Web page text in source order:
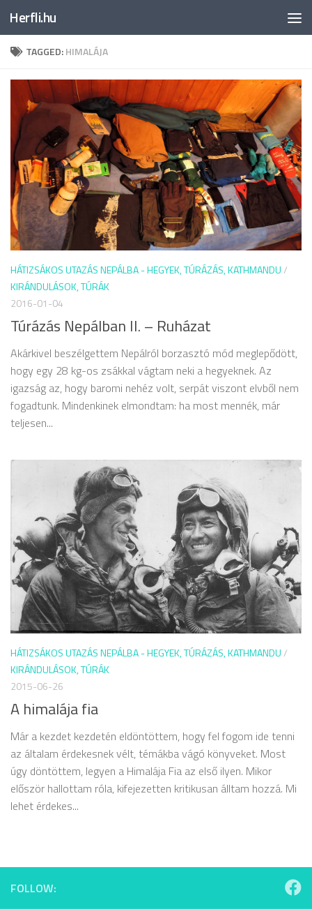
Skip to content
Herfli.hu
TAGGED:HIMALÁJA
HÁTIZSÁKOS UTAZÁS NEPÁLBA - HEGYEK, TÚRÁZÁS, KATHMANDU/
KIRÁNDULÁSOK, TÚRÁK
2016-01-04
Túrázás Nepálban II. – Ruházat
Akárkivel beszélgettem Nepálról borzasztó mód meglepődött,
hogy egy 28 kg-os zsákkal vágtam neki a hegyeknek. Az
igazság az, hogy baromi nehéz volt, serpát viszont elvből nem
fogadtunk. Mindenkinek elmondtam: ha most mennék, már
teljesen...
HÁTIZSÁKOS UTAZÁS NEPÁLBA - HEGYEK, TÚRÁZÁS, KATHMANDU/
KIRÁNDULÁSOK, TÚRÁK
2015-06-26
A himalája fia
Már a kezdet kezdetén eldöntöttem, hogy fel fogom ide tenni
az általam érdekesnek vélt, témákba vágó könyveket. Most
úgy döntöttem, legyen a Himalája Fia az első ilyen. Mikor
először hallottam róla, kifejezetten kritikusan álltam hozzá. Mi
lehet érdekes...
FOLLOW: